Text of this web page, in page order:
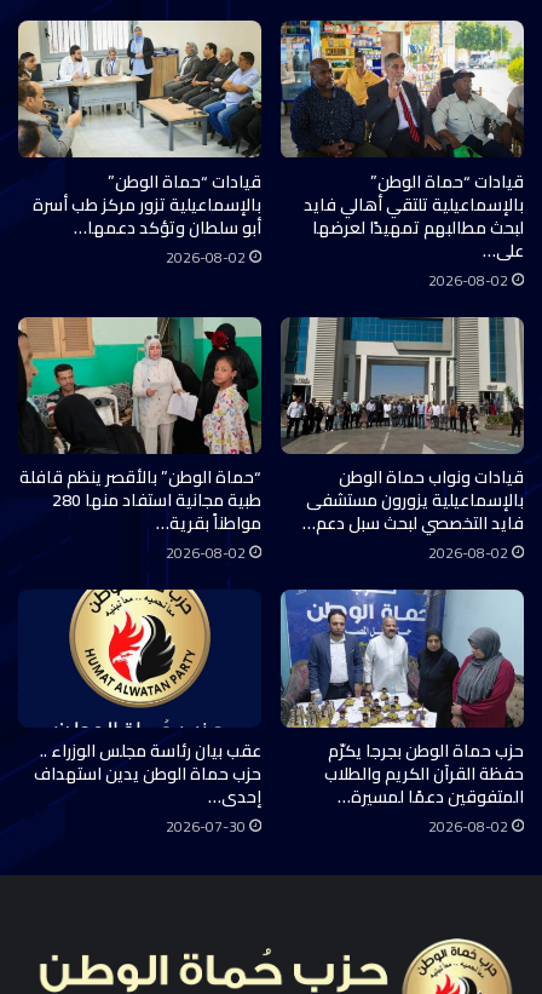
قيادات “حماة الوطن”
بالإسماعيلية تلتقي أهالي فايد
لبحث مطالبهم تمهيدًا لعرضها
على…
2026-08-02
قيادات “حماة الوطن”
بالإسماعيلية تزور مركز طب أسرة
أبو سلطان وتؤكد دعمها…
2026-08-02
قيادات ونواب حماة الوطن
بالإسماعيلية يزورون مستشفى
فايد التخصصي لبحث سبل دعم…
2026-08-02
“حماة الوطن” بالأقصر ينظم قافلة
طبية مجانية استفاد منها 280
مواطناً بقرية…
2026-08-02
حزب حماة الوطن بجرجا يكرّم
حفظة القرآن الكريم والطلاب
المتفوقين دعمًا لمسيرة…
2026-08-02
عقب بيان رئاسة مجلس الوزراء ..
حزب حماة الوطن يدين استهداف
إحدى…
2026-07-30